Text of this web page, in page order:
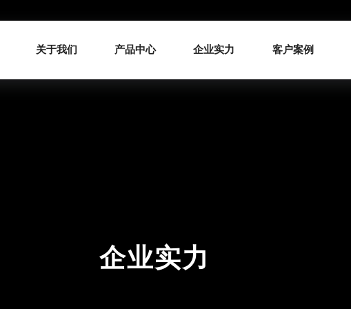
关于我们 产品中心 企业实力 客户案例
企业实力